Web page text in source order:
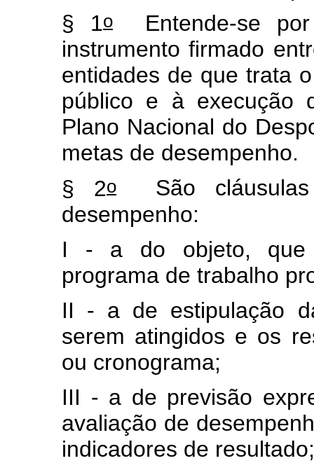
§ 1o
Entende-se
instrumento firmado
entidades de que trata
público e à execução
Plano Nacional do
metas de desempenho.
§ 2o
São
desempenho:
I - a do objeto, que
programa de trabalho
II - a de estipulação
serem atingidos e os
ou cronograma;
III - a de previsão
avaliação de
indicadores de resultado;